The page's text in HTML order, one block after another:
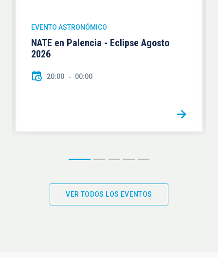
EVENTO ASTRONÓMICO
NATE en Palencia - Eclipse Agosto
2026
20:00 00:00
VER TODOS LOS EVENTOS